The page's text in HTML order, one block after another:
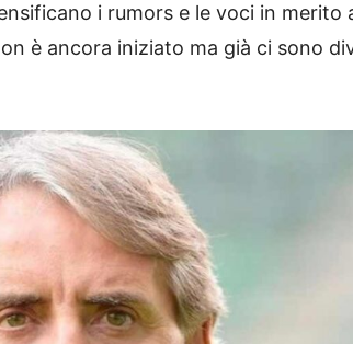
i rumors e le voci in merito
è ancora iniziato ma già ci sono